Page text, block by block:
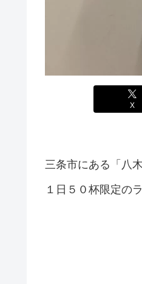
X
三条市にある「八
１日５０杯限定の